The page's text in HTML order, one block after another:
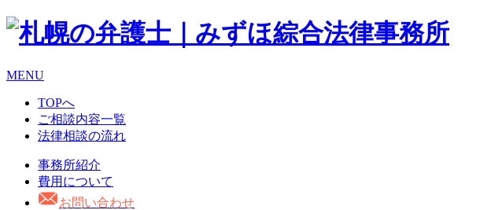
MENU
TOPへ
ご相談内容一覧
法律相談の流れ
事務所紹介
費用について
お問い合わせ